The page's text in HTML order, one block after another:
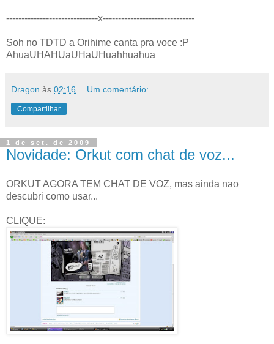
------------------------------x------------------------------
Soh no TDTD a Orihime canta pra voce :P
AhuaUHAHUaUHaUHuahhuahua
Dragon às 02:16 Um comentário:
Compartilhar
1 de set. de 2009
Novidade: Orkut com chat de voz...
ORKUT AGORA TEM CHAT DE VOZ, mas ainda nao
descubri como usar...
CLIQUE: